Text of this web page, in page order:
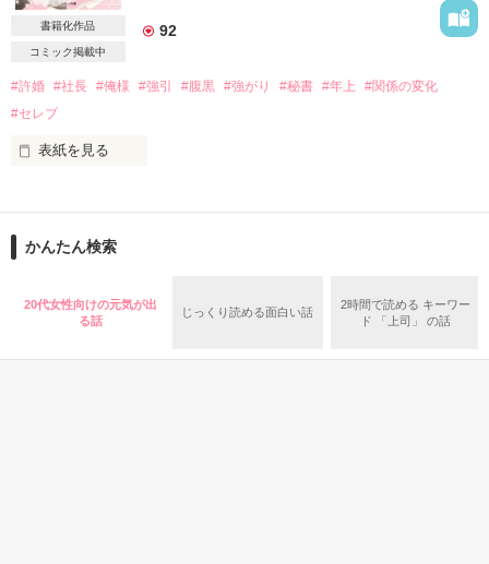
＊＊＊＊＊＊＊＊＊＊
仕事がバリバリ出来て、気が強い
矢島梨沙(28歳)
×
見た目と裏腹に仕事が出来る上司
中山浩司(28歳)
再会によって、２人の運命は動き出す。
・・・
泣きじゃくる愛奈に、
手を差し伸べたのは・・・
イケメンなのに、
いつも無口で無表情な上司
唐沢　俊（２７）
書籍化作品
コミック掲載中
92
#許婚 #社長 #俺様 #強引 #腹黒 #強がり #秘書 #年上
#関係の変化
#セレブ
表紙を見る
父に突然紹介されたのは
高学歴、高収入、高身長なイケメン社長！
「お前の許婚だ」
かんたん検索
20代女性向けの元気が出
る話
じっくり読める面白い話
2時間で読める キーワー
ド 「上司」 の話